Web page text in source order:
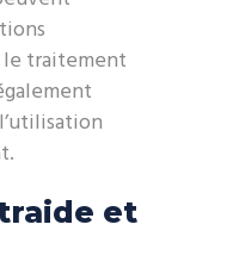
le traitement
et